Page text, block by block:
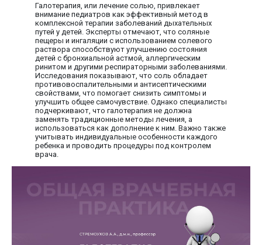
Галотерапия, или лечение солью, привлекает
внимание педиатров как эффективный метод в
комплексной терапии заболеваний дыхательных
путей у детей. Эксперты отмечают, что соляные
пещеры и ингаляции с использованием солевого
раствора способствуют улучшению состояния
детей с бронхиальной астмой, аллергическим
ринитом и другими респираторными заболеваниями.
Исследования показывают, что соль обладает
противовоспалительными и антисептическими
свойствами, что помогает снизить симптомы и
улучшить общее самочувствие. Однако специалисты
подчеркивают, что галотерапия не должна
заменять традиционные методы лечения, а
использоваться как дополнение к ним. Важно также
учитывать индивидуальные особенности каждого
ребенка и проводить процедуры под контролем
врача.